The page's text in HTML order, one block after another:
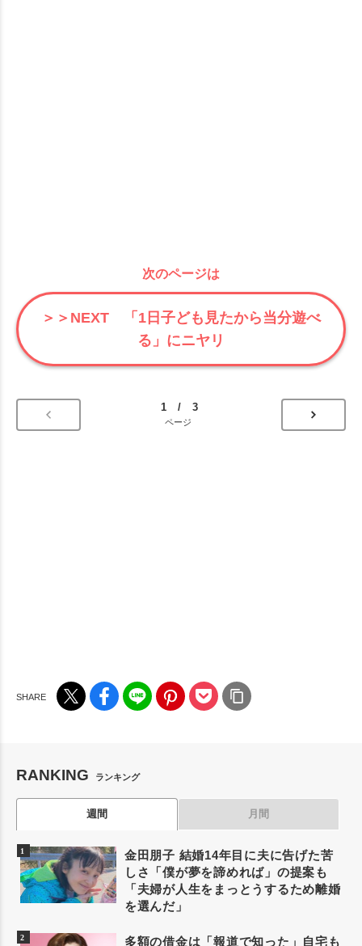
次のページは
＞＞NEXT 「1日子ども見たから当分遊べ
る」にニヤリ
1 / 3
ページ
RANKING ランキング
週間 月間
金田朋子 結婚14年目に夫に告げた苦
しさ「僕が夢を諦めれば」の提案も
「夫婦が人生をまっとうするため離婚
を選んだ」
多額の借金は「報道で知った」自宅も